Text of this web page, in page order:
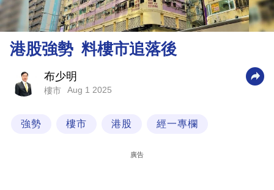
市
理
財
商
業
技
港股強勢 料樓市追落後
布少明
樓市 Aug 1 2025
強勢 樓市 港股 經一專欄
廣告